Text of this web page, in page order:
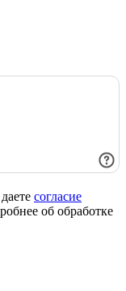
согласие
об обработке